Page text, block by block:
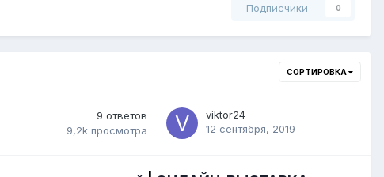
Подписчики 0
СОРТИРОВКА
9 ответов
9,2k просмотра
viktor24
12 сентября, 2019